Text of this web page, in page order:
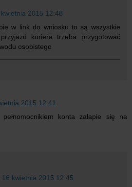
2015 12:48
w link do wniosku to są wszystkie
kuriera trzeba przygotować
osobistego
2015 12:41
konta załapie się na
16 kwietnia 2015 12:45